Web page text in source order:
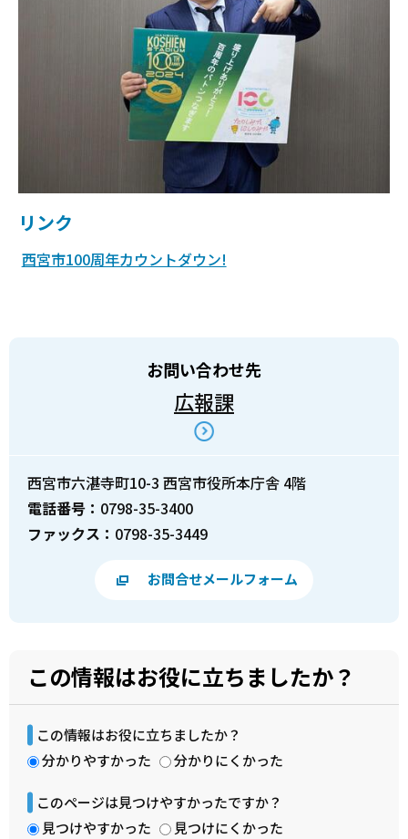
リンク
西宮市100周年カウントダウン!
お問い合わせ先
広報課
西宮市六湛寺町10-3 西宮市役所本庁舎 4階
電話番号： 0798-35-3400
ファックス： 0798-35-3449
お問合せメールフォーム
この情報はお役に立ちましたか？
この情報はお役に立ちましたか？
分かりやすかった
分かりにくかった
このページは見つけやすかったですか？
見つけやすかった
見つけにくかった